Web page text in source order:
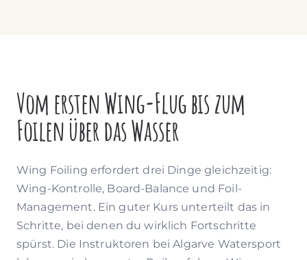
Vom ersten Wing-Flug bis zum
Foilen über das Wasser
Wing Foiling erfordert drei Dinge gleichzeitig:
Wing-Kontrolle, Board-Balance und Foil-
Management. Ein guter Kurs unterteilt das in
Schritte, bei denen du wirklich Fortschritte
spürst. Die Instruktoren bei Algarve Watersport